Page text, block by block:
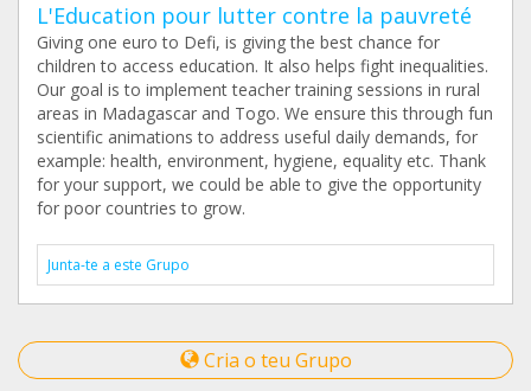
L'Education pour lutter contre la pauvreté
Giving one euro to Defi, is giving the best chance for
children to access education. It also helps fight inequalities.
Our goal is to implement teacher training sessions in rural
areas in Madagascar and Togo. We ensure this through fun
scientific animations to address useful daily demands, for
example: health, environment, hygiene, equality etc. Thank
for your support, we could be able to give the opportunity
for poor countries to grow.
Junta-te a este Grupo
Cria o teu Grupo